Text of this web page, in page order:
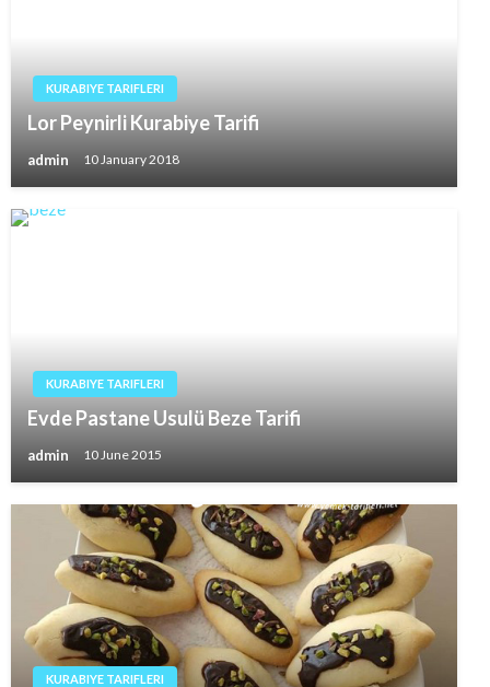
KURABIYE TARIFLERI
Lor Peynirli Kurabiye Tarifi
admin 10 January 2018
KURABIYE TARIFLERI
Evde Pastane Usulü Beze Tarifi
admin 10 June 2015
KURABIYE TARIFLERI